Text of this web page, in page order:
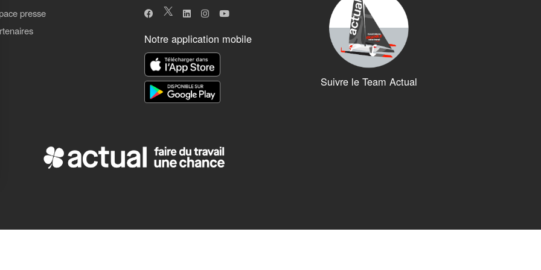
confidentialité, en garantissant la conformité avec les réglementations. Personnalisez vos préférences pour contrôler la manière dont
presse
Notre application mobile
Suivre le Team Actual